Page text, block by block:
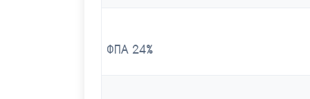
ΦΠΑ 24%